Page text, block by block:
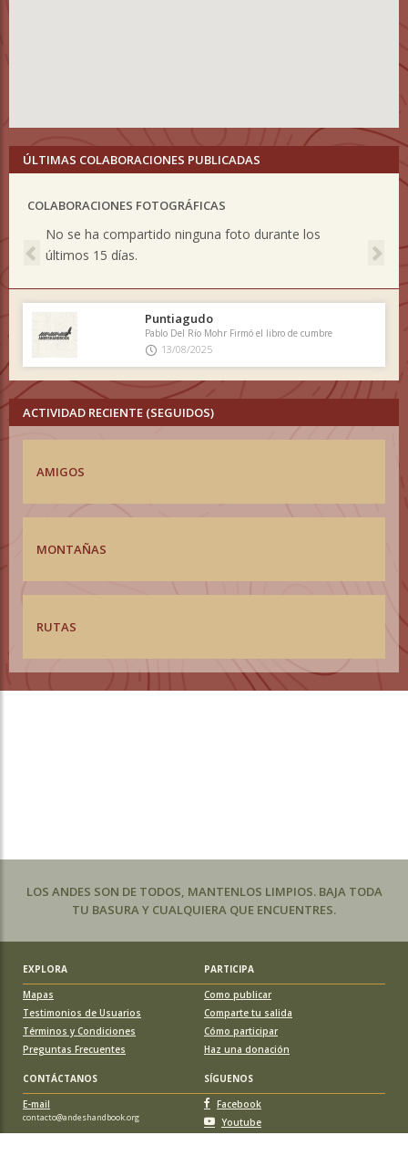
ÚLTIMAS COLABORACIONES PUBLICADAS
COLABORACIONES FOTOGRÁFICAS
No se ha compartido ninguna foto durante los
últimos 15 días.
Previous
Puntiagudo
Pablo Del Río Mohr Firmó el libro de cumbre
13/08/2025
ACTIVIDAD RECIENTE (SEGUIDOS)
AMIGOS
MONTAÑAS
RUTAS
LOS ANDES SON DE TODOS, MANTENLOS LIMPIOS. BAJA TODA
TU BASURA Y CUALQUIERA QUE ENCUENTRES.
EXPLORA
PARTICIPA
Mapas
Testimonios de Usuarios
Términos y Condiciones
Preguntas Frecuentes
Como publicar
Comparte tu salida
Cómo participar
Haz una donación
CONTÁCTANOS
SÍGUENOS
E-mail
contacto@andeshandbook.org
Facebook
Youtube